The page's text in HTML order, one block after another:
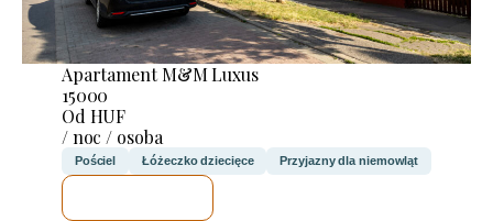
Apartament M&M Luxus
15000
Od HUF
/ noc / osoba
Pościel Łóżeczko dziecięce Przyjazny dla niemowląt